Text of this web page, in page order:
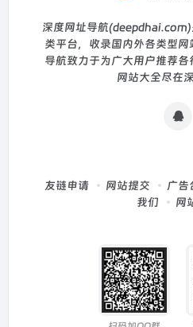
深度网址导航
类平台，收录国内外各类型
导航致力于为广大用户推荐
网站大全尽在
友链申请 网站提交 广告
我们
网